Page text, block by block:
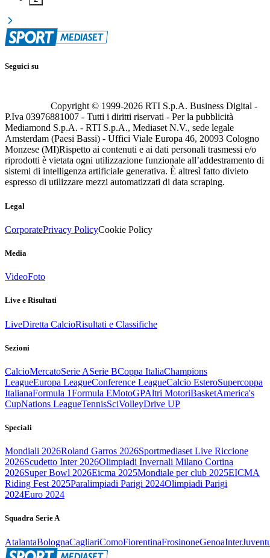
Seguici su
Copyright © 1999-2026 RTI S.p.A. Business Digital -
P.Iva 03976881007 - Tutti i diritti riservati - Per la pubblicità
Mediamond S.p.A. - RTI S.p.A., Mediaset N.V., sede legale
Amsterdam (Paesi Bassi) - Uffici Viale Europa 46, 20093 Cologno
Monzese (MI)Rispetto ai contenuti e ai dati personali trasmessi e/o
riprodotti è vietata ogni utilizzazione funzionale all’addestramento di
sistemi di intelligenza artificiale generativa. È altresì fatto divieto
espresso di utilizzare mezzi automatizzati di data scraping.
Legal
CorporatePrivacy PolicyCookie Policy
Media
VideoFoto
Live e Risultati
LiveDiretta CalcioRisultati e Classifiche
Sezioni
CalcioMercatoSerie ASerie BCoppa ItaliaChampions
LeagueEuropa LeagueConference LeagueCalcio EsteroSupercoppa
ItalianaFormula 1Formula EMotoGPAltri MotoriBasketAmerica's
CupNations LeagueTennisSciVolleyDrive UP
Speciali
Mondiali 2026Roland Garros 2026Sportmediaset Live Riccione
2026Scudetto Inter 2026Olimpiadi Invernali Milano Cortina
2026Super Bowl 2026Eicma 2025Mondiale per club 2025EICMA
Riding Fest 2025Paralimpiadi Parigi 2024Olimpiadi Parigi
2024Euro 2024
Squadra Serie A
AtalantaBolognaCagliariComoFiorentinaFrosinoneGenoaInter